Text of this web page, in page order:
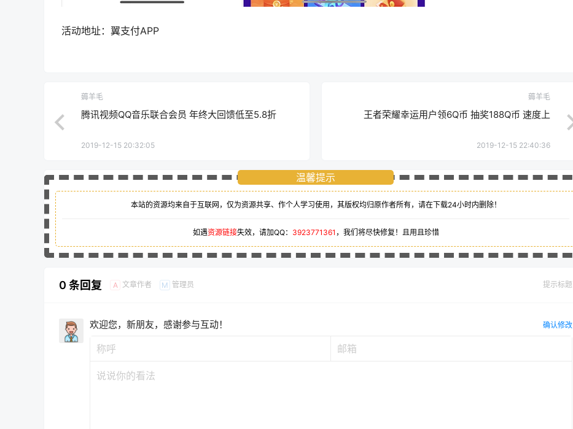
活动地址：翼支付APP
薅羊毛
腾讯视频QQ音乐联合会员 年终大回馈低至5.8折
2019-12-15 20:32:05
薅羊毛
王者荣耀幸运用户领6Q币 抽奖188Q币 速度上
2019-12-15 22:40:36
温馨提示
本站的资源均来自于互联网，仅为资源共享、作个人学习使用，其版权均归原作者所有，请在下载24小时内删除！
如遇资源链接失效，请加QQ： 3923771361 ，我们将尽快修复！且用且珍惜
0 条回复 A 文章作者 M 管理员 提示标题
欢迎您，新朋友，感谢参与互动！ 确认修改